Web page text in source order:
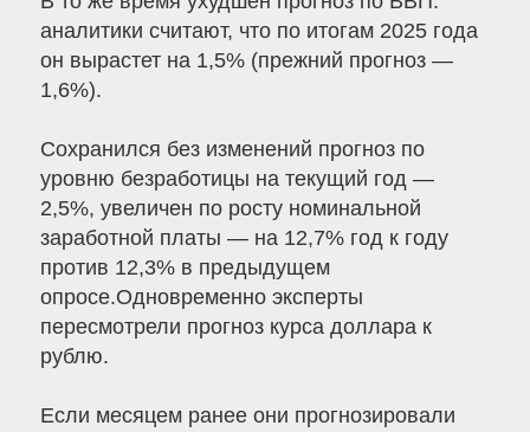
аналитики считают, что по итогам 2025 года
он вырастет на 1,5% (прежний прогноз —
1,6%).
Сохранился без изменений прогноз по
уровню безработицы на текущий год —
2,5%, увеличен по росту номинальной
заработной платы — на 12,7% год к году
против 12,3% в предыдущем
опросе.Одновременно эксперты
пересмотрели прогноз курса доллара к
рублю.
Если месяцем ранее они прогнозировали